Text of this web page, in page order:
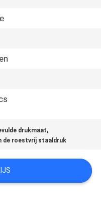
drukmaat,
de roestvrij staaldruk